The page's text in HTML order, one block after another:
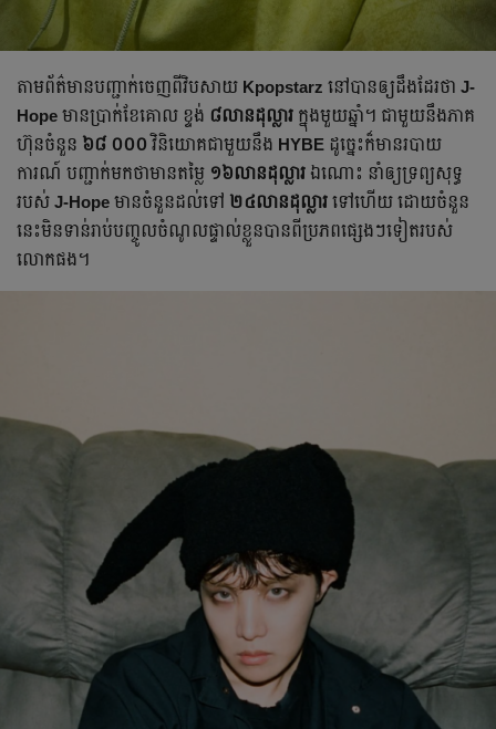
តាមព័ត៌មាន​បញ្ជាក់ចេញពីវិបសាយ Kpopstarz នៅបាន​ឲ្យដឹងដែរថា​ J-
Hope មានប្រាក់ខែគោល ខ្ទង់ ៨លានដុល្លារ ក្នុងមួយឆ្នាំ។ ជាមួយនឹង​ភាគ
ហ៊ុនចំនួន ៦៨ ០០០ វិនិយោគជាមួយនឹង HYBE ដូច្នេះ​ក៏មាន​របាយ
ការណ៍ បញ្ជាក់មកថាមាន​តម្លៃ ១៦លានដុល្លារ ឯណោះ នាំឲ្យទ្រព្យសុទ្ធ
របស់ J-Hope មាន​ចំនួនដល់ទៅ ២៤លានដុល្លារ ទៅហើយ ដោយចំនួន
នេះ​មិនទាន់រាប់បញ្ចូលចំណូលផ្ទាល់ខ្លួនបាន​ពីប្រភពផ្សេងៗទៀតរបស់
លោកផង។